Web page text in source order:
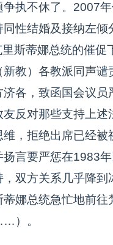
执不休了。2007
性结婚及接纳左
斯蒂娜总统的催
教）各教派同声
各，致函国会议
友反对那些支持上
，拒绝出席已经
言要严惩在1983
双方关系几乎降
娜总统急忙地前
）。